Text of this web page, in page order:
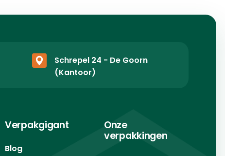
Schrepel 24 - De Goorn
(Kantoor)
Verpakgigant
Blog
Onze
verpakkingen